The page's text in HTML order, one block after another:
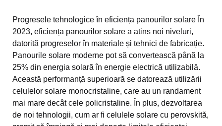
Progresele tehnologice în eficiența panourilor solare În
2023, eficiența panourilor solare a atins noi niveluri,
datorită progreselor în materiale și tehnici de fabricație.
Panourile solare moderne pot să convertească până la
25% din energia solară în energie electrică utilizabilă.
Această performanță superioară se datorează utilizării
celulelor solare monocristaline, care au un randament
mai mare decât cele policristaline. În plus, dezvoltarea
de noi tehnologii, cum ar fi celulele solare cu perovskită,